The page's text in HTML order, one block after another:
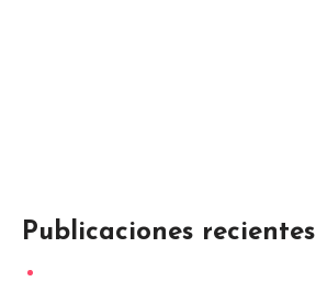
Publicaciones recientes